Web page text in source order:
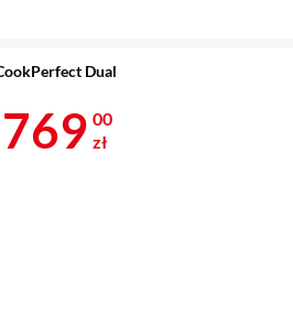
Dual
Cena 769 zł
769 00
zł